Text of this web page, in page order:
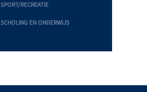
SPORT/RECREATIE
SCHOLING EN ONDERWIJS